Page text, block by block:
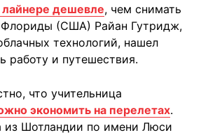
дешевле, чем снимать
Флориды (США) Райан Гутридж,
технологий, нашел
работу и путешествия.
что учительница
экономить на перелетах.
из Шотландии по имени Люси